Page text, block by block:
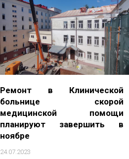
Ремонт в Клинической
больнице скорой
медицинской помощи
планируют завершить в
ноябре
24.07.2023